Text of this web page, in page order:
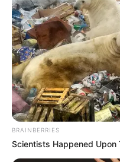
SHARE THIS Share
Share it Pin it
BRAINBERRIES
Scientists Happened